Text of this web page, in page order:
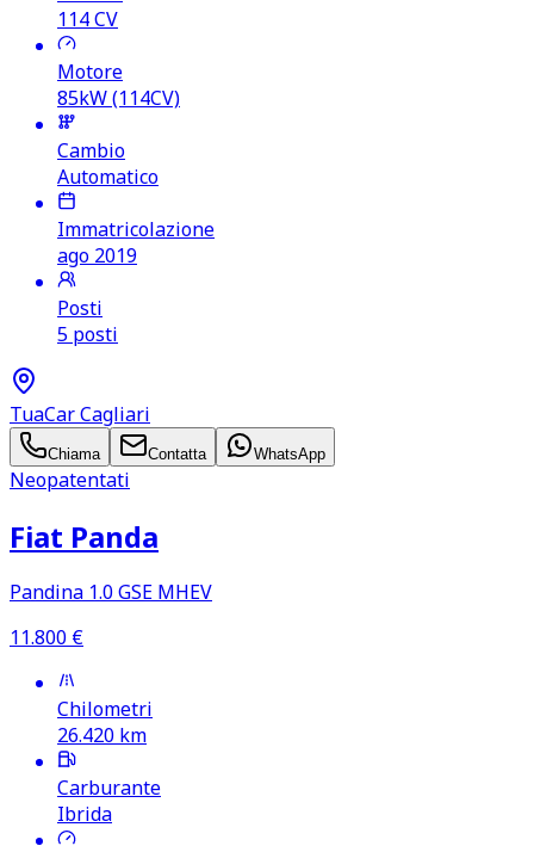
114CV
Motore
85kW (114CV)
Cambio
Automatico
Immatricolazione
ago 2019
Posti
5 posti
TuaCar Cagliari
Chiama Contatta WhatsApp
Neopatentati
Fiat Panda
Pandina 1.0 GSE MHEV
11.800 €
Chilometri
26.420 km
Carburante
Ibrida